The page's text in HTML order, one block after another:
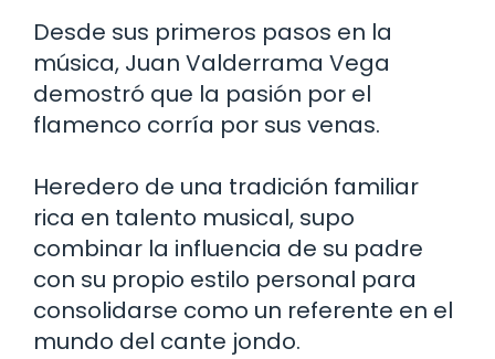
Desde sus primeros pasos en la
música, Juan Valderrama Vega
demostró que la pasión por el
flamenco corría por sus venas.
Heredero de una tradición familiar
rica en talento musical, supo
combinar la influencia de su padre
con su propio estilo personal para
consolidarse como un referente en el
mundo del cante jondo.